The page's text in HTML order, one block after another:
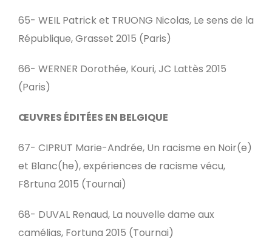
65- WEIL Patrick et TRUONG Nicolas, Le sens de la
République, Grasset 2015 (Paris)
66- WERNER Dorothée, Kouri, JC Lattès 2015
(Paris)
ŒUVRES ÉDITÉES EN BELGIQUE
67- CIPRUT Marie-Andrée, Un racisme en Noir(e)
et Blanc(he), expériences de racisme vécu,
F8rtuna 2015 (Tournai)
68- DUVAL Renaud, La nouvelle dame aux
camélias, Fortuna 2015 (Tournai)